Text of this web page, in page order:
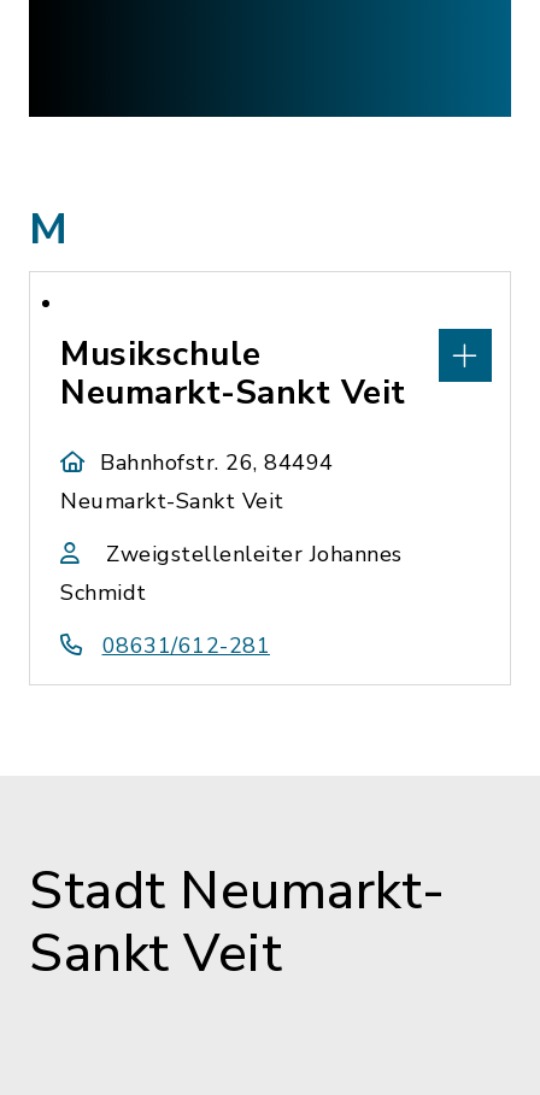
M
Musikschule
Neumarkt-Sankt Veit
Bahnhofstr. 26, 84494
Neumarkt-Sankt Veit
Zweigstellenleiter Johannes
Schmidt
08631/612-281
Stadt Neumarkt-
Sankt Veit